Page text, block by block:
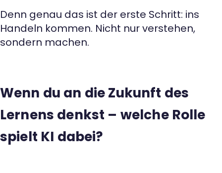
Denn genau das ist der erste Schritt: ins
Handeln kommen. Nicht nur verstehen,
sondern machen.
Wenn du an die Zukunft des
Lernens denkst – welche Rolle
spielt KI dabei?